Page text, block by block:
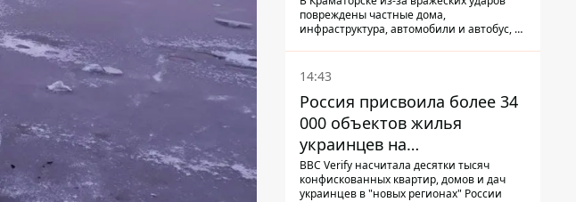
повреждены частные дома,
инфраструктура, автомобили и автобус, а
14:43
Россия присвоила более 34
000 объектов жилья
украинцев на
оккупированных
территориях -
BBC Verify насчитала десятки тысяч
конфискованных квартир, домов и дач
украинцев в "новых регионах" России